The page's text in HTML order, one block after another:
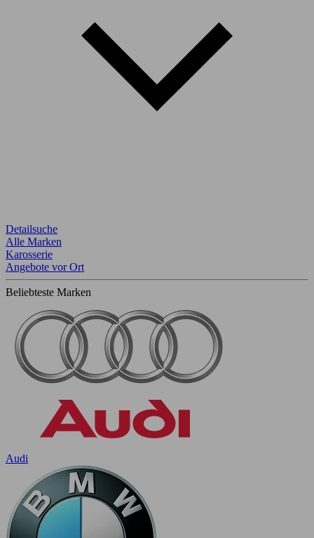
Detailsuche
Alle Marken
Karosserie
Angebote vor Ort
Beliebteste Marken
Audi